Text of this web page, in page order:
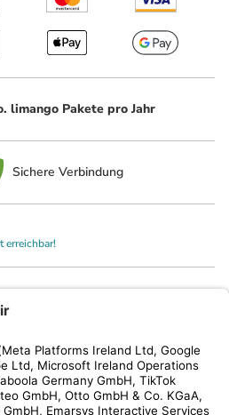
limango Pakete pro Jahr
Sichere Verbindung
erreichbar!